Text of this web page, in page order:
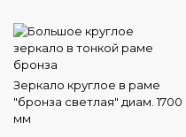
Зеркало круглое в раме
"бронза светлая" диам. 1700
мм